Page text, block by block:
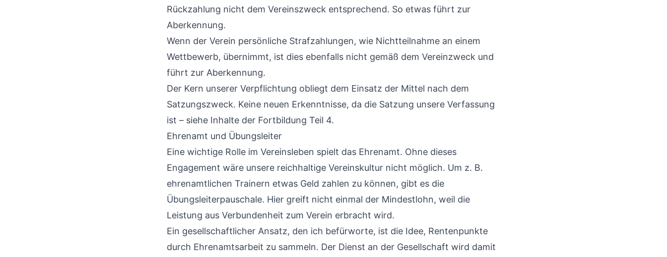
Rückzahlung nicht dem Vereinszweck entsprechend. So etwas führt zur
Aberkennung.
Wenn der Verein persönliche Strafzahlungen, wie Nichtteilnahme an einem
Wettbewerb, übernimmt, ist dies ebenfalls nicht gemäß dem Vereinzweck und
führt zur Aberkennung.
Der Kern unserer Verpflichtung obliegt dem Einsatz der Mittel nach dem
Satzungszweck. Keine neuen Erkenntnisse, da die Satzung unsere Verfassung
ist – siehe Inhalte der Fortbildung Teil 4.
Ehrenamt und Übungsleiter
Eine wichtige Rolle im Vereinsleben spielt das Ehrenamt. Ohne dieses
Engagement wäre unsere reichhaltige Vereinskultur nicht möglich. Um z. B.
ehrenamtlichen Trainern etwas Geld zahlen zu können, gibt es die
Übungsleiterpauschale. Hier greift nicht einmal der Mindestlohn, weil die
Leistung aus Verbundenheit zum Verein erbracht wird.
Ein gesellschaftlicher Ansatz, den ich befürworte, ist die Idee, Rentenpunkte
durch Ehrenamtsarbeit zu sammeln. Der Dienst an der Gesellschaft wird damit